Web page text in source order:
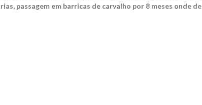
passagem em barricas de carvalho por 8 meses onde